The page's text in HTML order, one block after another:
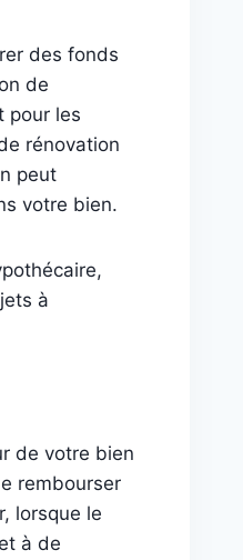
des fonds
de
pour les
rénovation
peut
votre bien.
à
de votre bien
rembourser
lorsque le
à de